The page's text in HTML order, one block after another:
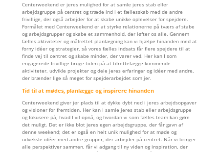
Centerweekend er jeres mulighed for at samle jeres stab eller
arbejdsgruppe på centret og træde ind i et fællesskab med de andre
frivillige, der også arbejder for at skabe unikke oplevelser for spejdere.
Formålet med Centerweekend er at styrke relationerne på tværs af stabe
og arbejdsgrupper og skabe et sammenhold, der løfter os alle. Gennem
fælles aktiviteter og målrettet planlægning kan vi hjælpe hinanden med at
forny idéer og strategier, så vores fælles indsats får flere spejdere til at
finde vej til centret og skabe minder, der varer ved. Her kan I som
engagerede frivillige bruge tiden på at tilrettelægge kommende
aktiviteter, udvikle projekter og dele jeres erfaringer og idéer med andre,
der brænder lige så meget for spejderarbejdet som jer.
Tid til at mødes, planlægge og inspirere hinanden
Centerweekend giver jer plads til at dykke dybt ned i jeres arbejdsopgaver
og visioner for fremtiden. Her kan I samle jeres stab eller arbejdsgruppe
og fokusere på, hvad I vil opnå, og hvordan vi som fælles team kan gøre
det muligt. Det er ikke blot jeres egen arbejdsgruppe, der får gavn af
denne weekend; det er også en helt unik mulighed for at møde og
udveksle idéer med andre grupper, der arbejder på centret. Når vi bringer
alle perspektiver sammen, får vi adgang til ny viden og inspiration, der